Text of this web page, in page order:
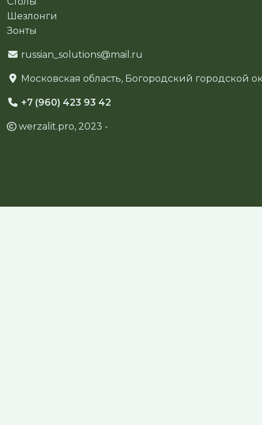
Шезлонги
Зонты
russian_solutions@mail.ru
Московская область, Богородский городской
+7 (960) 423 93 42
werzalit.pro, 2023 -